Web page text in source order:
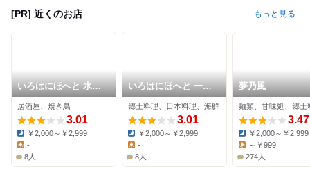
[PR] 近くのお店 もっと見る
いろはにほへと 水沢
駅前店
居酒屋、焼き鳥
3.01
Dinner:
￥2,000～￥2,999
Lunch:
-
8人
いろはにほへと 一関
駅前店
郷土料理、日本料理、海鮮
3.01
Dinner:
￥2,000～￥2,999
Lunch:
-
8人
夢乃風
麺類、甘味処、郷土
3.47
Dinner:
￥2,000～￥2,999
～￥999
274人